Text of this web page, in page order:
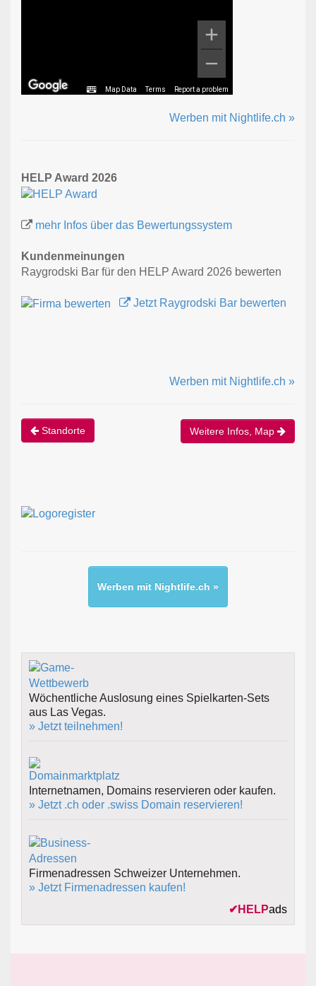
Map Data Terms Report a problem
Werben mit Nightlife.ch »
HELP Award 2026
mehr Infos über das Bewertungssystem
Kundenmeinungen
Raygrodski Bar für den HELP Award 2026 bewerten
Jetzt Raygrodski Bar bewerten
Werben mit Nightlife.ch »
Standorte Weitere Infos, Map
Werben mit Nightlife.ch »
Wöchentliche Auslosung eines Spielkarten-Sets
aus Las Vegas.
» Jetzt teilnehmen!
Internetnamen, Domains reservieren oder kaufen.
» Jetzt .ch oder .swiss Domain reservieren!
Firmenadressen Schweizer Unternehmen.
» Jetzt Firmenadressen kaufen!
✔ HELPads